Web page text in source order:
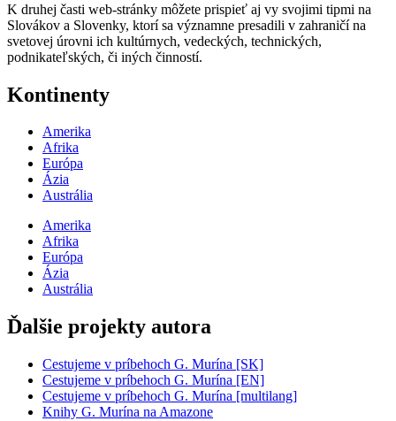
K druhej časti web-stránky môžete prispieť aj vy svojimi tipmi na
Slovákov a Slovenky, ktorí sa významne presadili v zahraničí na
svetovej úrovni ich kultúrnych, vedeckých, technických,
podnikateľských, či iných činností.
Kontinenty
Amerika
Afrika
Európa
Ázia
Austrália
Amerika
Afrika
Európa
Ázia
Austrália
Ďalšie projekty autora
Cestujeme v príbehoch G. Murína [SK]
Cestujeme v príbehoch G. Murína [EN]
Cestujeme v príbehoch G. Murína [multilang]
Knihy G. Murína na Amazone